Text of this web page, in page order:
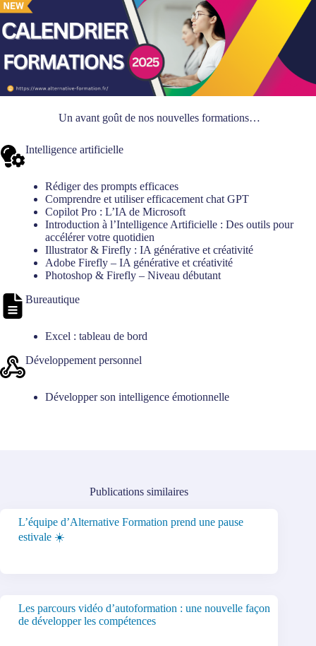
Un avant goût de nos nouvelles formations…
Intelligence artificielle
Rédiger des prompts efficaces
Comprendre et utiliser efficacement chat GPT
Copilot Pro : L’IA de Microsoft
Introduction à l’Intelligence Artificielle : Des outils pour
accélérer votre quotidien
Illustrator & Firefly : IA générative et créativité
Adobe Firefly – IA générative et créativité
Photoshop & Firefly – Niveau débutant
Bureautique
Excel : tableau de bord
Développement personnel
Développer son intelligence émotionnelle
Publications similaires
L’équipe d’Alternative Formation prend une pause
estivale ☀️
Les parcours vidéo d’autoformation : une nouvelle façon
de développer les compétences